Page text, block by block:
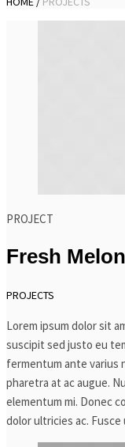
PROJECT
Fresh
PROJECTS
Lorem ipsum dolor sit
suscipit sed justo eu
fermentum ante varius
pharetra at ac augue.
elementum mi. Donec
dolor ultricies ac. Fusce